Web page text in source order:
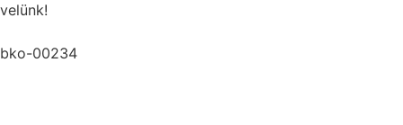
velünk!
bko-00234